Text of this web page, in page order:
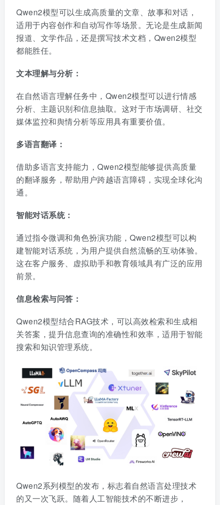
Qwen2模型可以生成高质量的文章、故事和对话，
适用于内容创作和自动写作等场景。无论是生成新闻
报道、文学作品，还是撰写技术文档，Qwen2模型
都能胜任。
文本理解与分析：
在自然语言理解任务中，Qwen2模型可以进行情感
分析、主题识别和信息抽取。这对于市场调研、社交
媒体监控和舆情分析等应用具有重要价值。
多语言翻译：
借助多语言支持能力，Qwen2模型能够提供高质量
的翻译服务，帮助用户跨越语言障碍，实现全球化沟
通。
智能对话系统：
通过指令微调和角色扮演功能，Qwen2模型可以构
建智能对话系统，为用户提供自然流畅的互动体验。
这在客户服务、虚拟助手和教育领域具有广泛的应用
前景。
信息检索与问答：
Qwen2模型结合RAG技术，可以高效检索和生成相
关答案，提升信息查询的准确性和效率，适用于智能
搜索和知识管理系统。
Qwen2系列模型的发布，标志着自然语言处理技术
的又一次飞跃。随着人工智能技术的不断进步，